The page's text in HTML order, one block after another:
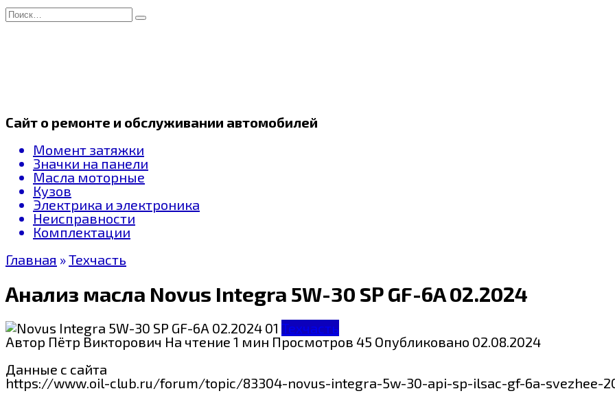
Перейти
к
Search
for:
Сайт о ремонте и обслуживании автомобилей
Момент затяжки
Значки на панели
Масла моторные
Кузов
Электрика и электроника
Неисправности
Комплектации
Главная »Техчасть
Анализ масла Novus Integra 5W-30 SP GF-6A 02.2024
Техчасть
Автор Пётр Викторович На чтение 1 мин Просмотров 45 Опубликовано 02.08.2024
Данные с сайта
https://www.oil-club.ru/forum/topic/83304-novus-integra-5w-30-api-sp-ilsac-gf-6a-svezhee-